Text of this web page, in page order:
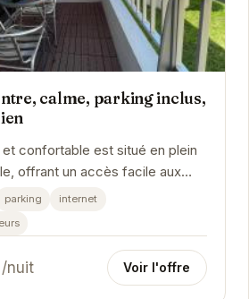
calme, parking inclus,
confortable est situé en plein
offrant un accès facile aux
Avec une piscine...
parking
internet
/nuit Voir l'offre